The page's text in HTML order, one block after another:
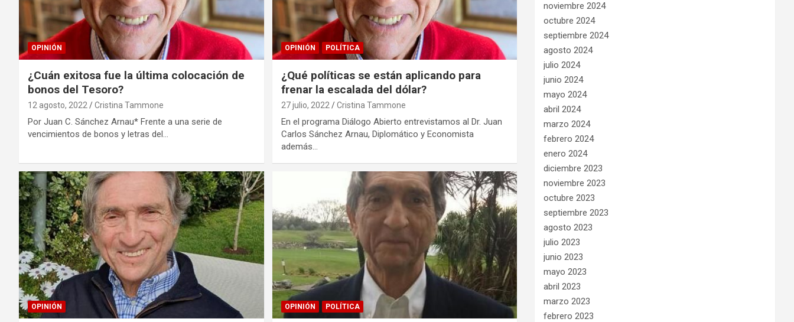
OPINIÓN
¿Cuán exitosa fue la última colocación de
bonos del Tesoro?
12 agosto, 2022 Cristina Tammone
Por Juan C. Sánchez Arnau* Frente a una serie de
vencimientos de bonos y letras del…
OPINIÓN POLÍTICA
¿Qué políticas se están aplicando para
frenar la escalada del dólar?
27 julio, 2022 Cristina Tammone
En el programa Diálogo Abierto entrevistamos al Dr. Juan
Carlos Sánchez Arnau, Diplomático y Economista
además…
OPINIÓN OPINIÓN POLÍTICA
noviembre 2024
octubre 2024
septiembre 2024
agosto 2024
julio 2024
junio 2024
mayo 2024
abril 2024
marzo 2024
febrero 2024
enero 2024
diciembre 2023
noviembre 2023
octubre 2023
septiembre 2023
agosto 2023
julio 2023
junio 2023
mayo 2023
abril 2023
marzo 2023
febrero 2023